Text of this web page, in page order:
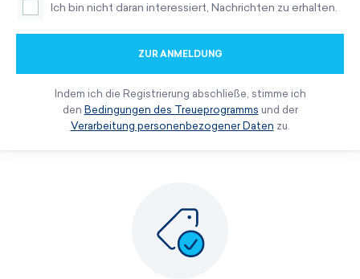
Ich bin nicht daran interessiert, Nachrichten zu erhalten.
ZUR ANMELDUNG
Indem ich die Registrierung abschließe, stimme ich
den Bedingungen des Treueprogramms und der
Verarbeitung personenbezogener Daten zu.